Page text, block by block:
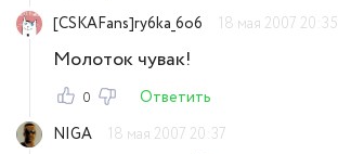
[CSKAFans]ry6ka_6o6
18 мая 2007 20:35
Молоток чувак!
0
Ответить
NIGA
18 мая 2007 20:37